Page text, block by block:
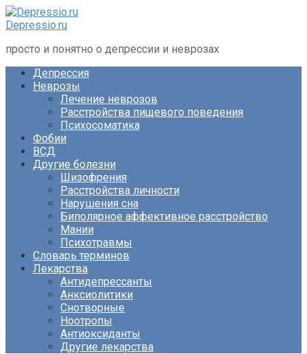
Перейти
к
Depressio.ru
просто и понятно о депрессии и неврозах
Депрессия
Неврозы
Лечение неврозов
Расстройства пищевого поведения
Психосоматика
Фобии
ВСД
Другие болезни
Шизофрения
Расстройства личности
Нарушения сна
Биполярное аффективное расстройство
Мании
Психотравмы
Словарь терминов
Лекарства
Антидепрессанты
Анксиолитики
Снотворные
Ноотропы
Антиоксиданты
Другие лекарства